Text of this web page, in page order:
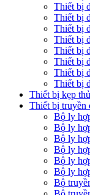
Thiết bị
Thiết bị
Thiết bị
Thiết bị
Thiết bị
Thiết bị
Thiết bị
Thiết bị
Thiết bị kẹp
Thiết bị truyền
Bộ ly
Bộ ly
Bộ ly
Bộ ly
Bộ ly
Bộ ly
Bộ